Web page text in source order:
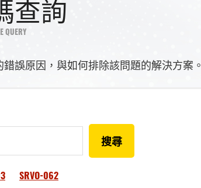
查詢
QUERY
誤原因，與如何排除該問題的解決方案。
搜尋
SRVO-062